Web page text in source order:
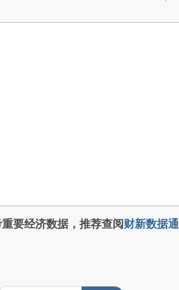
要经济数据，推荐查阅财新数据